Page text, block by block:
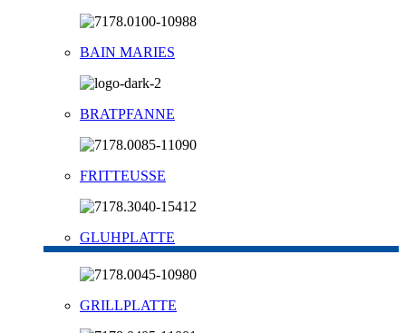
BAIN MARIES
BRATPFANNE
FRITTEUSSE
GLUHPLATTE
GRILLPLATTE